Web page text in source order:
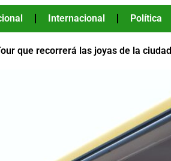
Internacional Política
que recorrerá las joyas de la ciudad